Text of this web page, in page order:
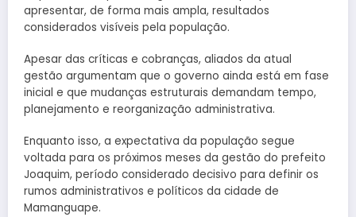
apresentar, de forma mais ampla, resultados
considerados visíveis pela população.
Apesar das críticas e cobranças, aliados da atual
gestão argumentam que o governo ainda está em fase
inicial e que mudanças estruturais demandam tempo,
planejamento e reorganização administrativa.
Enquanto isso, a expectativa da população segue
voltada para os próximos meses da gestão do prefeito
Joaquim, período considerado decisivo para definir os
rumos administrativos e políticos da cidade de
Mamanguape.